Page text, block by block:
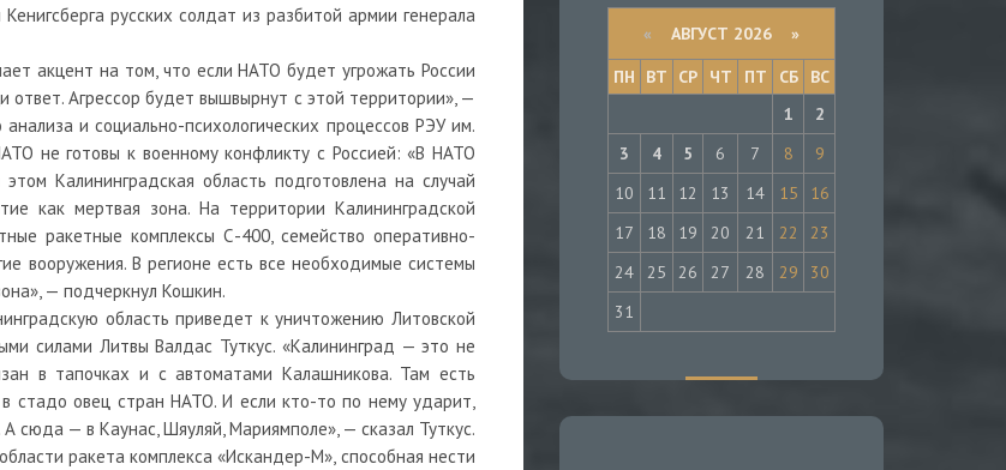
русских солдат из разбитой армии генерала
акцент на том, что если НАТО будет угрожать России
Агрессор будет вышвырнут с этой территории», —
и социально-психологических процессов РЭУ им.
не готовы к военному конфликту с Россией: «В НАТО
Калининградская область подготовлена на случай
как мертвая зона. На территории Калининградской
ракетные комплексы С-400, семейство оперативно-
вооружения. В регионе есть все необходимые системы
— подчеркнул Кошкин.
область приведет к уничтожению Литовской
силами Литвы Валдас Туткус. «Калининград — это не
в тапочках и с автоматами Калашникова. Там есть
стадо овец стран НАТО. И если кто-то по нему ударит,
сюда — в Каунас, Шяуляй, Мариямполе», — сказал Туткус.
ракета комплекса «Искандер-М», способная нести
« АВГУСТ 2026 »
ПН
ВТ СР ЧТ ПТ СБ
ВС
1
2
3
4 5 6 7 8
9
10
11 12 13 14 15
16
17
18 19 20 21 22
23
24
25 26 27 28 29
30
31